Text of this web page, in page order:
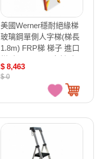
美國Werner穩耐絕緣梯
玻璃鋼單側人字梯(梯長
1.8m) FRP梯 梯子 進口
購後無法退換貨）
$ 8,463
$ 0